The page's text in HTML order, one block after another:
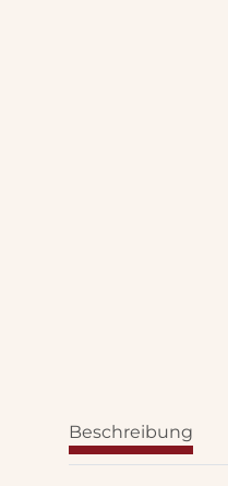
Beschreibung